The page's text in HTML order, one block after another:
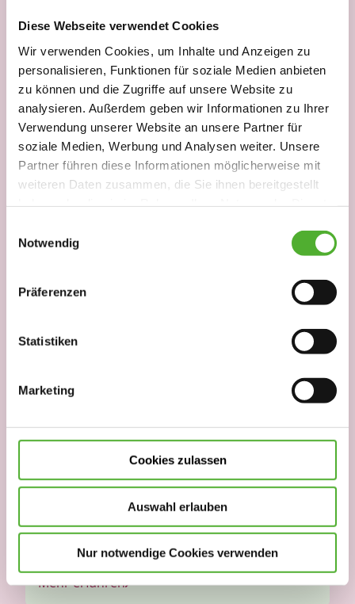
Diese Webseite verwendet Cookies
Wir verwenden Cookies, um Inhalte und Anzeigen zu
personalisieren, Funktionen für soziale Medien anbieten
zu können und die Zugriffe auf unsere Website zu
analysieren. Außerdem geben wir Informationen zu Ihrer
Verwendung unserer Website an unsere Partner für
soziale Medien, Werbung und Analysen weiter. Unsere
Partner führen diese Informationen möglicherweise mit
weiteren Daten zusammen, die Sie ihnen bereitgestellt
Cookies, wenn Sie unsere Webseite weiterhin nutzen.
Notwendig
Präferenzen
Statistiken
Marketing
Cookies zulassen
Auswahl erlauben
Nur notwendige Cookies verwenden
Bergen auf Rügen
13.01.2026
Küchenleitung (m/w/d)
Mehr erfahren
Bergen auf Rügen
13.01.2026
Pflegefachmann/ -frau (m/w/d)
Vollzeit, Teilzeit
Mehr erfahren